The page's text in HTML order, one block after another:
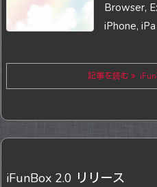
Browser,
iPhone, iPa
記事を読む
iFunBox 2.0 リリース